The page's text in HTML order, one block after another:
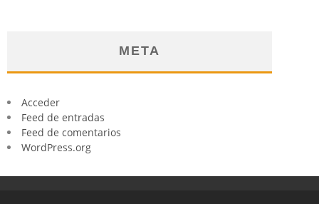
META
Acceder
Feed de entradas
Feed de comentarios
WordPress.org